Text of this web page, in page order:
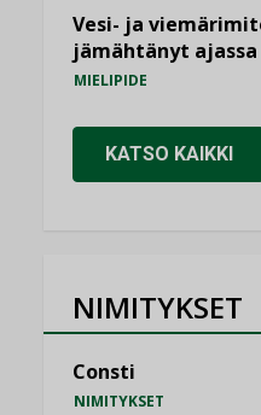
Vesi- ja
jämähtänyt
MIELIPIDE
KATSO KAIKKI
NIMITYKSET
Consti
NIMITYKSET